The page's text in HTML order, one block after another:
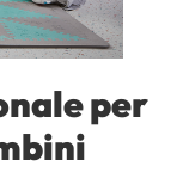
per